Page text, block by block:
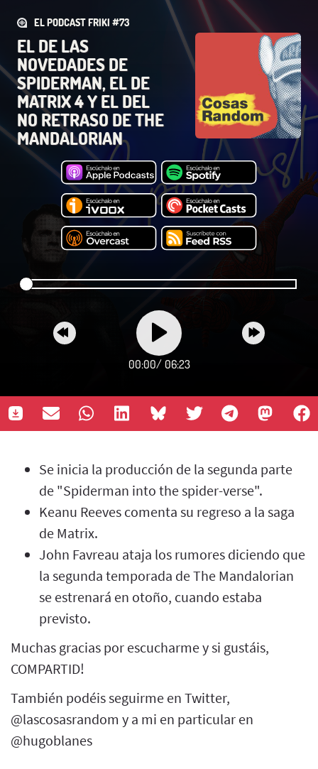
EL PODCAST FRIKI #73
EL DE LAS
NOVEDADES DE
SPIDERMAN, EL DE
MATRIX 4 Y EL DEL
NO RETRASO DE THE
MANDALORIAN
00:00/ 06:23
Se inicia la producción de la segunda parte
de "Spiderman into the spider-verse".
Keanu Reeves comenta su regreso a la saga
de Matrix.
John Favreau ataja los rumores diciendo que
la segunda temporada de The Mandalorian
se estrenará en otoño, cuando estaba
previsto.
Muchas gracias por escucharme y si gustáis,
COMPARTID!
También podéis seguirme en Twitter,
@lascosasrandom y a mi en particular en
@hugoblanes